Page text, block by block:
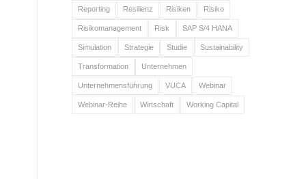
Reporting Resilienz Risiken Risiko
Risikomanagement Risk SAP S/4 HANA
Simulation Strategie Studie Sustainability
Transformation Unternehmen
Unternehmensführung VUCA Webinar
Webinar-Reihe Wirtschaft Working Capital